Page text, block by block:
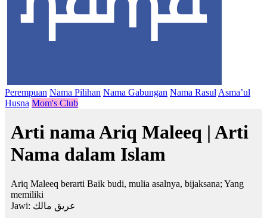
Perempuan Nama Pilihan Nama Gabungan Nama Rasul Asma’ul
Husna Mom's Club
Arti nama Ariq Maleeq | Arti
Nama dalam Islam
Ariq Maleeq berarti Baik budi, mulia asalnya, bijaksana; Yang
memiliki
Jawi: عريق مالك